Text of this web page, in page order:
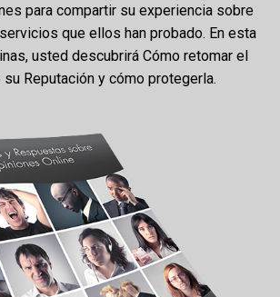
para compartir su experiencia sobre
que ellos han probado. En esta
usted descubrirá Cómo retomar el
Reputación y cómo protegerla.